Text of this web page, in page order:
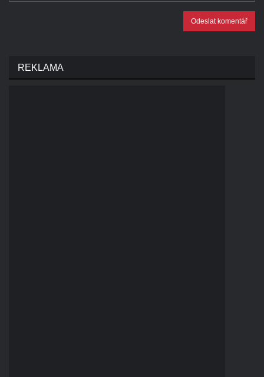
Odeslat komentář
REKLAMA